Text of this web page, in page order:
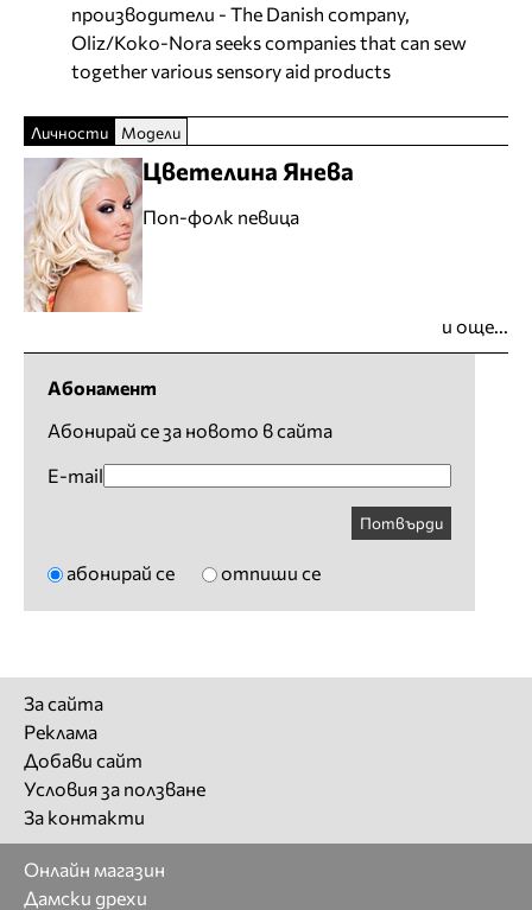
производители - The Danish company,
Oliz/Koko-Nora seeks companies that can sew
together various sensory aid products
Личности Модели
Цветелина Янева
Поп-фолк певица
и още...
Абонамент
Абонирай се за новото в сайта
E-mail
Потвърди
абонирай се отпиши се
За сайта
Реклама
Добави сайт
Условия за ползване
За контакти
Онлайн магазин
Дамски дрехи